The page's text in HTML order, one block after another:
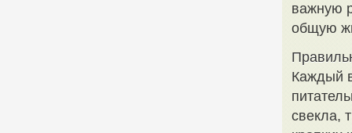
важную
общую
Каждый
свекла,